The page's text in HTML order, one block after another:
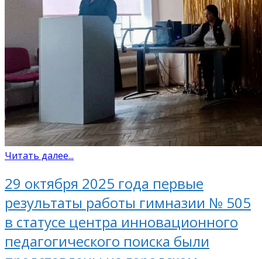
Читать далее...
29 октября 2025 года первые
результаты работы гимназии № 505
в статусе центра инновационного
педагогического поиска были